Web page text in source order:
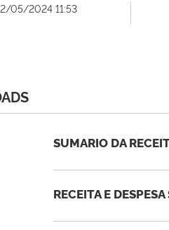
05/2024 11:53
SUMARIO DA
RECEITA E